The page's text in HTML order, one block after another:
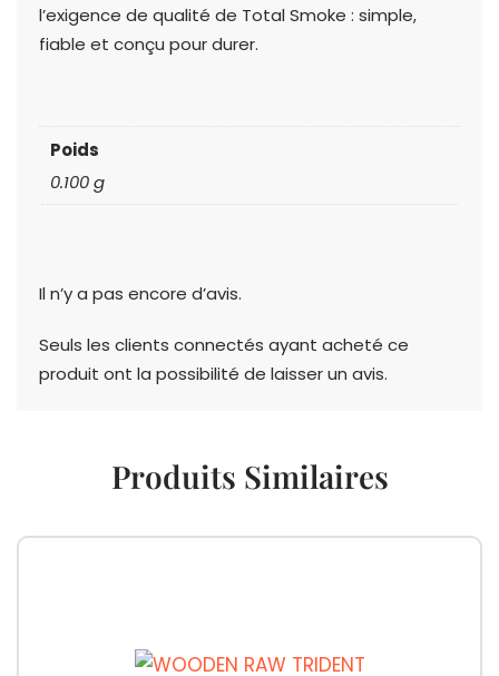
l’exigence de qualité de Total Smoke : simple,
fiable et conçu pour durer.
Poids
0.100 g
Il n’y a pas encore d’avis.
Seuls les clients connectés ayant acheté ce
produit ont la possibilité de laisser un avis.
Produits Similaires